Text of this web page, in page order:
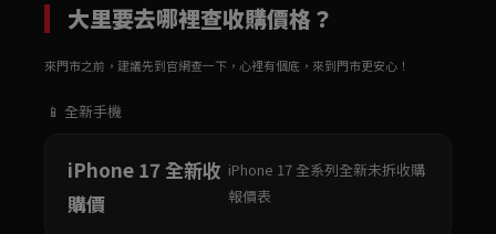
大里要去哪裡查收購價格？
來門市之前，建議先到官網查一下，心裡有個底，來到門市更安心！
📱 全新手機
iPhone 17 全新收
購價
iPhone 17 全系列全新未拆收購
報價表